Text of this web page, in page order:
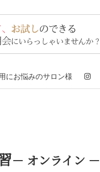
にお悩みのサロン様
－ オンライン －